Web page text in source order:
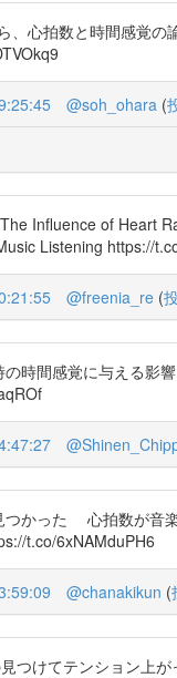
、心拍数と時間感覚の
@soh_ohara (
Influence of Heart
Listening https://
@freenia_re (
時間感覚に与える影響
つかった 心拍数が音
t.co/6xNAMduPH6
@chanakikun (
つけてテンション上